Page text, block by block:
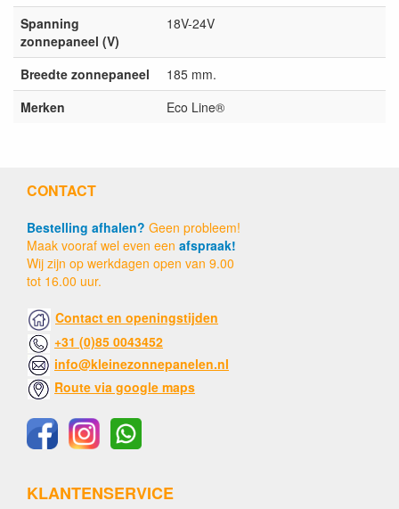
Spanning
zonnepaneel (V)
18V-24V
Breedte zonnepaneel
185 mm.
Merken
Eco Line®
CONTACT
Bestelling afhalen? Geen probleem!
Maak vooraf wel even een afspraak!
Wij zijn op werkdagen open van 9.00
tot 16.00 uur.
Contact en openingstijden
+31 (0)85 0043452
info@kleinezonnepanelen.nl
Route via google maps
KLANTENSERVICE